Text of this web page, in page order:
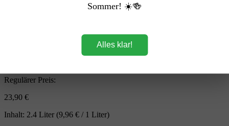
Regulärer Preis:
23,90 €
Inhalt: 2.4 Liter (9,96 € / 1 Liter)
Sommer! ☀️🍻
Alles klar!